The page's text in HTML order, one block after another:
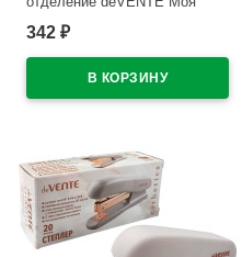
Секретная сетка (My Secret
210х60х60мм арт7029628
342 ₽